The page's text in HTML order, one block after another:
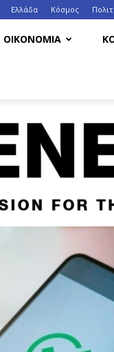
Ελλάδα Κόσμος
ΟΙΚΟΝΟΜΙΑ